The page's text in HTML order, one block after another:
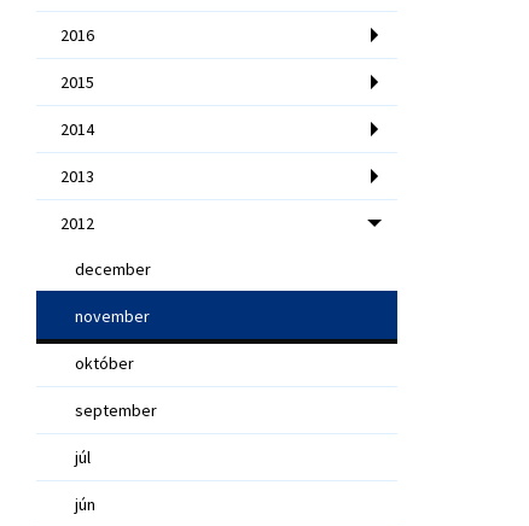
2016
2015
2014
2013
2012
december
november
október
september
júl
jún